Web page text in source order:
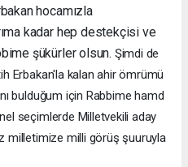
hocamızla
kadar hep destekçisi ve
şükürler olsun. Şimdi de
Erbakan'la kalan ahir ömrümü
bulduğum için Rabbime hamd
seçimlerde Milletvekili aday
milletimize milli görüş şuuruyla